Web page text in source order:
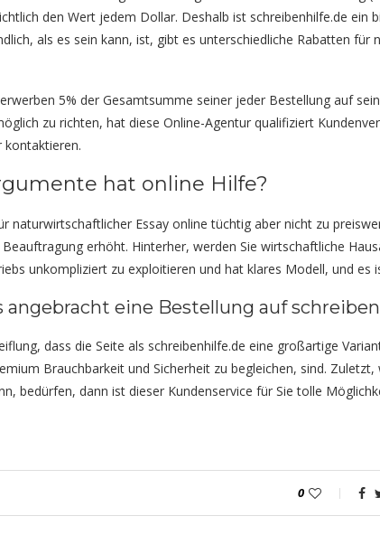
den Wert jedem Dollar. Deshalb ist schreibenhilfe.de
als es sein kann, ist, gibt es unterschiedliche Rabatten
5% der Gesamtsumme seiner jeder Bestellung auf
zu richten, hat diese Online-Agentur qualifiziert
kontaktieren.
hat online Hilfe?
naturwirtschaftlicher Essay online tüchtig aber nicht zu
erhöht. Hinterher, werden Sie wirtschaftliche
unkompliziert zu exploitieren und hat klares Modell, und
angebracht eine Bestellung auf
dass die Seite als schreibenhilfe.de eine großartige
Brauchbarkeit und Sicherheit zu begleichen, sind.
bedürfen, dann ist dieser Kundenservice für Sie tolle
0